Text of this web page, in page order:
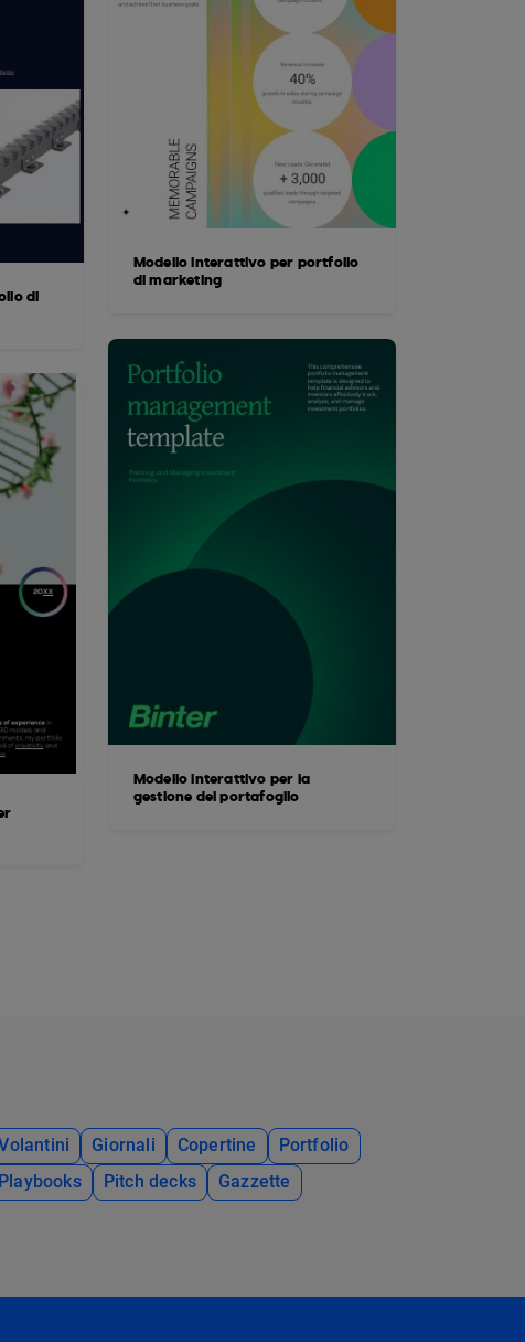
di
Modello interattivo per portfolio
di marketing
Modello interattivo per la
gestione del portafoglio
Giornali Copertine
Portfolio
Playbooks Pitch decks
Gazzette